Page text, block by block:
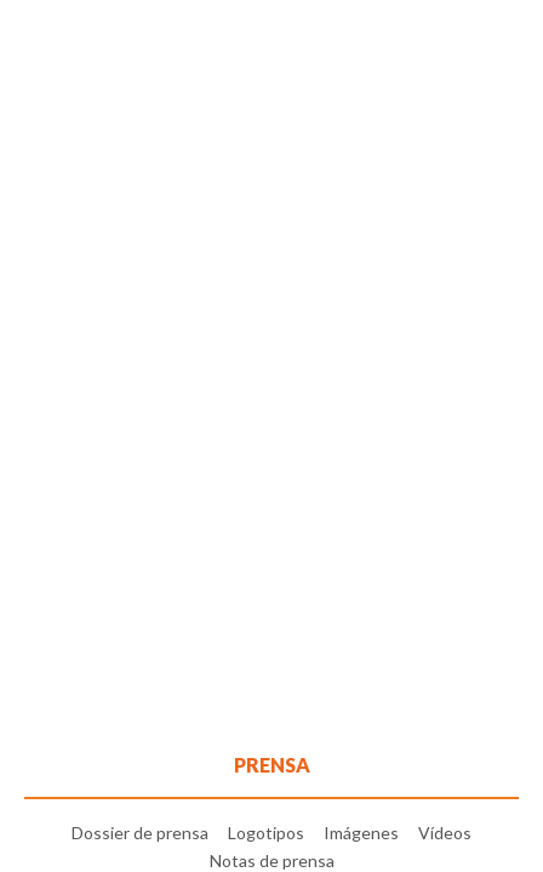
PRENSA
Dossier de prensa Logotipos Imágenes
Vídeos
Notas de prensa